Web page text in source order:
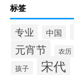
标签
专业 中国
元宵节 农历
孩子 宋代